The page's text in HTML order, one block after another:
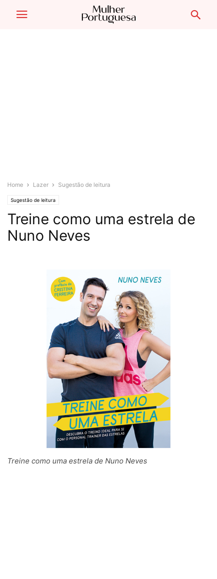
Home Lazer Sugestão de leitura
Sugestão de leitura
Treine como uma estrela de
Nuno Neves
Treine como uma estrela de Nuno Neves